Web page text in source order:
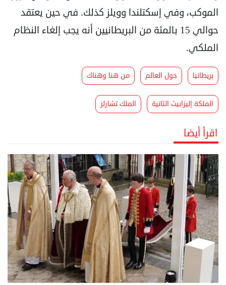
الموكب، وفي إسكتلندا وويلز كذلك. في حين يعتقد
حوالي 15 بالمئة من البريطانيين أنه يجب إلغاء النظام
الملكي.
بريطانيا حول العالم من هنا وهناك
الملكة إليزابيث الثانية الملك تشارلز
اقرأ أيضا